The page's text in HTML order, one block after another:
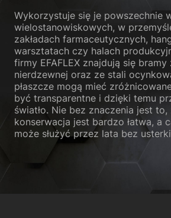
Wykorzystuje się je powszechnie
wielostanowiskowych, w
zakładach farmaceutycznych,
warsztatach czy halach
firmy EFAFLEX znajdują się bramy
nierdzewnej oraz ze stali
płaszcze mogą mieć
być transparentne i dzięki temu
światło. Nie bez znaczenia jest to,
konserwacja jest bardzo łatwa, a
może służyć przez lata bez